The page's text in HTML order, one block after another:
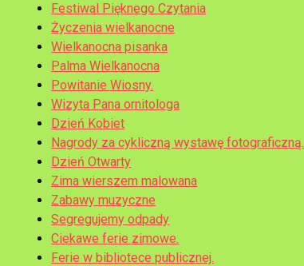
Festiwal Pięknego Czytania
Życzenia wielkanocne
Wielkanocna pisanka
Palma Wielkanocna
Powitanie Wiosny.
Wizyta Pana ornitologa
Dzień Kobiet
Nagrody za cykliczną wystawę fotograficzną.
Dzień Otwarty
Zima wierszem malowana
Zabawy muzyczne
Segregujemy odpady
Ciekawe ferie zimowe.
Ferie w bibliotece publicznej.